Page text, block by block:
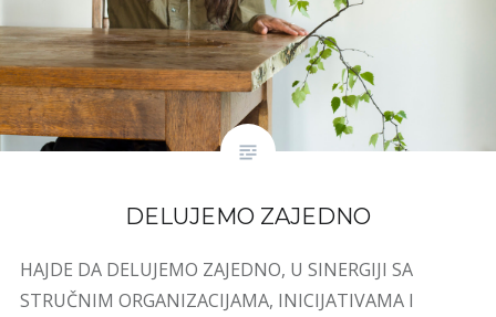
DELUJEMO ZAJEDNO
HAJDE DA DELUJEMO ZAJEDNO, U SINERGIJI SA
STRUČNIM ORGANIZACIJAMA, INICIJATIVAMA I